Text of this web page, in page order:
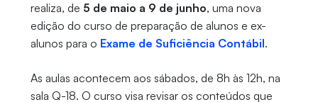
realiza, de 5 de maio a 9 de junho, uma nova
edição do curso de preparação de alunos e ex-
alunos para o Exame de Suficiência Contábil.
As aulas acontecem aos sábados, de 8h às 12h, na
sala Q-18. O curso visa revisar os conteúdos que